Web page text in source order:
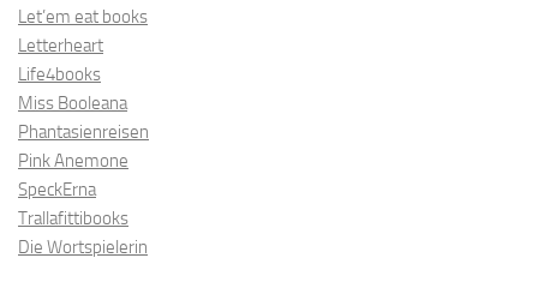
Let’em eat books
Letterheart
Life4books
Miss Booleana
Phantasienreisen
Pink Anemone
SpeckErna
Trallafittibooks
Die Wortspielerin